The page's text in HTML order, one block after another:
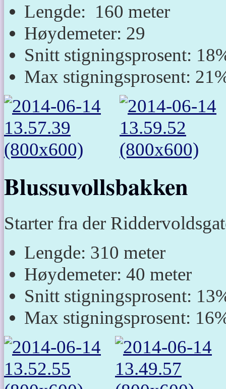
Lengde: 160 meter
Høydemeter: 29
Snitt stigningsprosent:
Max stigningsprosent:
Blussuvollsbakken
Starter fra der
Lengde: 310 meter
Høydemeter: 40 meter
Snitt stigningsprosent:
Max stigningsprosent: